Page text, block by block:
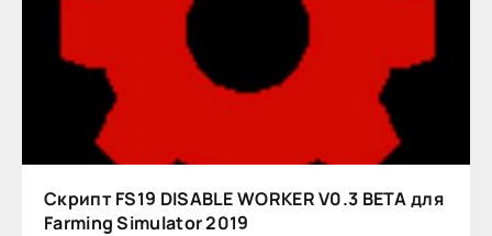
Скрипт FS19 DISABLE WORKER V0.3 BETA для
Farming Simulator 2019